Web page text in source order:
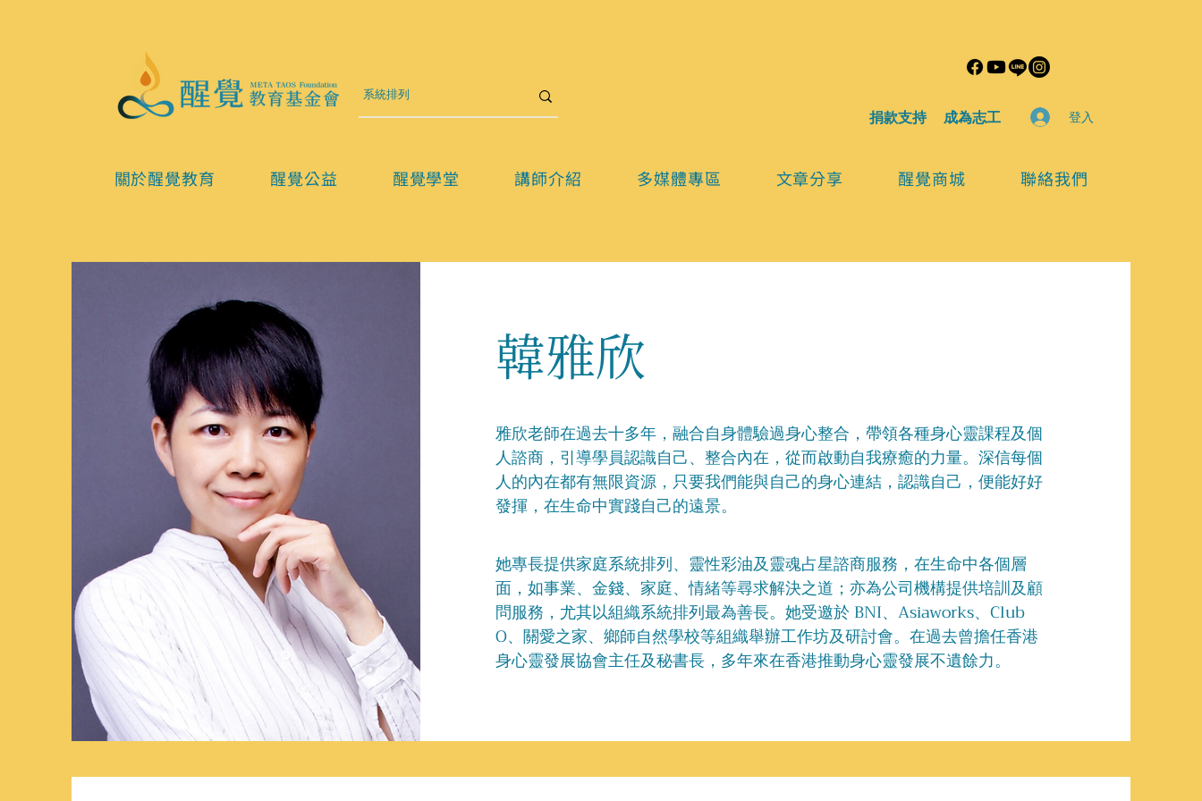
​捐款支持 ​成為志工 登入
關於醒覺教育 醒覺公益 醒覺學堂 講師介紹 多媒體專區 文章分享 醒覺商城 聯絡我們
韓雅欣
雅欣老師在過去十多年，融合自身體驗過身心整合，帶領各種身心靈課程及個
人諮商，引導學員認識自己、整合內在，從而啟動自我療癒的力量。深信每個
人的內在都有無限資源，只要我們能與自己的身心連結，認識自己，便能好好
發揮，在生命中實踐自己的遠景。
她專長提供家庭系統排列、靈性彩油及靈魂占星諮商服務，在生命中各個層
面，如事業、金錢、家庭、情緒等尋求解決之道；亦為公司機構提供培訓及顧
問服務，尤其以組織系統排列最為善長。她受邀於 BNI、Asiaworks、Club
O、關愛之家、鄉師自然學校等組織舉辦工作坊及研討會。在過去曾擔任香港
身心靈發展協會主任及秘書長，多年來在香港推動身心靈發展不遺餘力。